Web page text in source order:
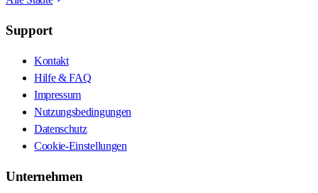
Support
Kontakt
Hilfe & FAQ
Impressum
Nutzungsbedingungen
Datenschutz
Cookie-Einstellungen
Unternehmen